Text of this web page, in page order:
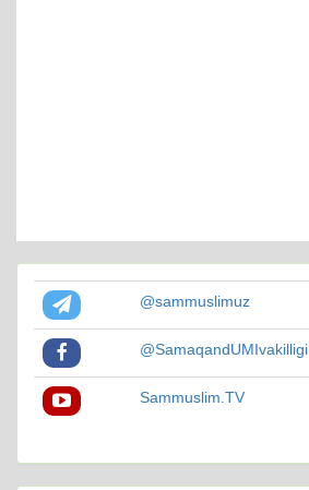
@sammuslimuz
@SamaqandUMIvakilligi
Sammuslim.TV